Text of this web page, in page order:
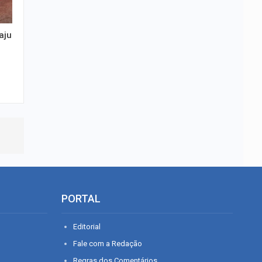
PORTAL
Editorial
Fale com a Redação